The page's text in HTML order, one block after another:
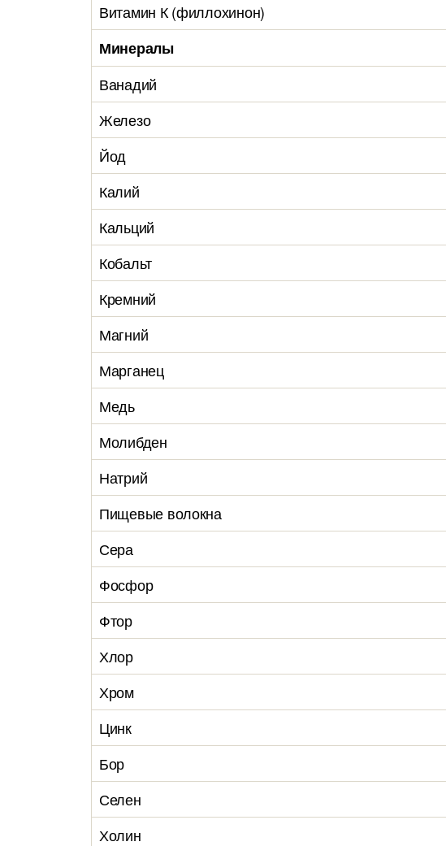
Витамин К (филлохинон)
Минералы
Ванадий
Железо
Йод
Калий
Кальций
Кобальт
Кремний
Магний
Марганец
Медь
Молибден
Натрий
Пищевые волокна
Сера
Фосфор
Фтор
Хлор
Хром
Цинк
Бор
Селен
Холин